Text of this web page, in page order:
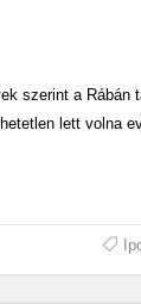
szerint a Rábán
lett volna